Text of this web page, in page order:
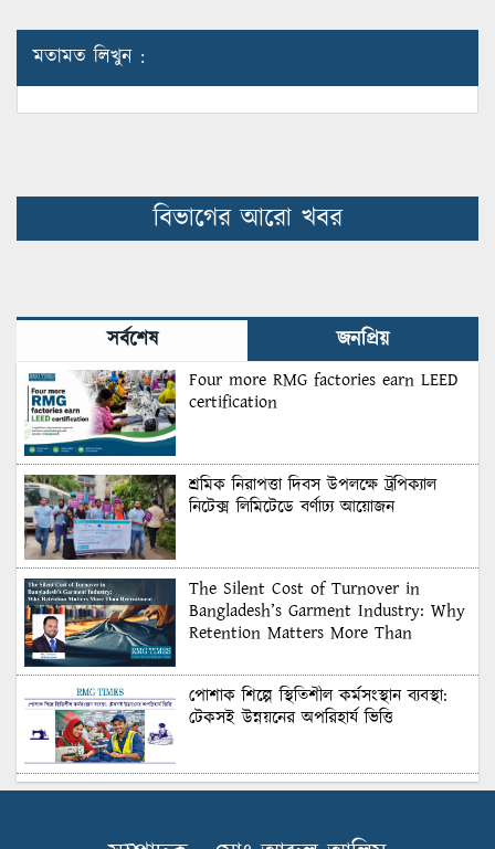
মতামত লিখুন :
বিভাগের আরো খবর
সর্বশেষ জনপ্রিয়
Four more RMG factories earn LEED
certification
শ্রমিক নিরাপত্তা দিবস উপলক্ষে ট্রপিক্যাল
নিটেক্স লিমিটেডে বর্ণাঢ্য আয়োজন
The Silent Cost of Turnover in
Bangladesh’s Garment Industry: Why
Retention Matters More Than
পোশাক শিল্পে স্থিতিশীল কর্মসংস্থান ব্যবস্থা:
টেকসই উন্নয়নের অপরিহার্য ভিত্তি
শুল্কের দেয়াল ভাঙার সুযোগ: মার্কিন বাজারে